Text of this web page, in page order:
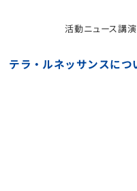
ルネッサンス（平和教
活動ニュース講
テラ・ルネッサンスにつ